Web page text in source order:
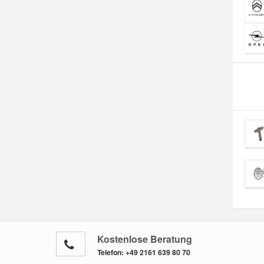
Kostenlose Beratung
Telefon: +49 2161 639 80 70